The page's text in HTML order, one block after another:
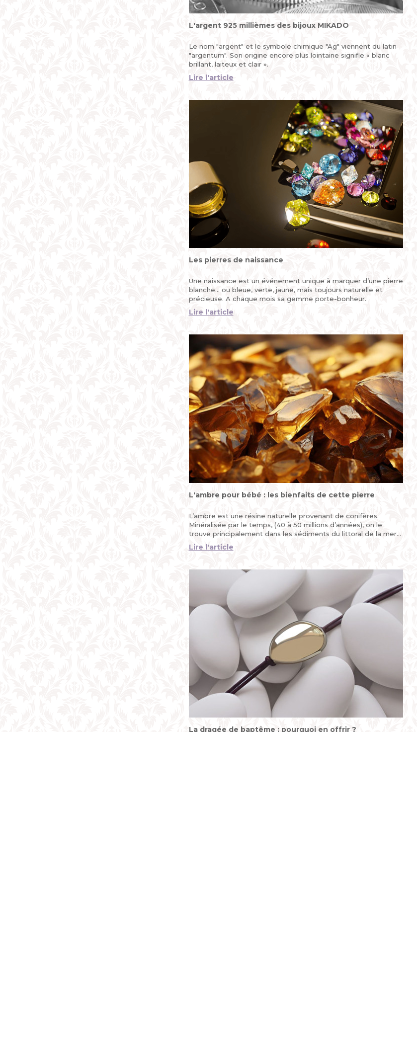
L'argent 925 millièmes des bijoux MIKADO
Le nom "argent" et le symbole chimique "Ag" viennent du latin
"argentum". Son origine encore plus lointaine signifie « blanc
brillant, laiteux et clair ».
Lire l'article
Les pierres de naissance
Une naissance est un événement unique à marquer d’une pierre
blanche... ou bleue, verte, jaune, mais toujours naturelle et
précieuse. A chaque mois sa gemme porte-bonheur.
Lire l'article
L'ambre pour bébé : les bienfaits de cette pierre
L’ambre est une résine naturelle provenant de conifères.
Minéralisée par le temps, (40 à 50 millions d’années), on le
trouve principalement dans les sédiments du littoral de la mer
baltique...
Lire l'article
La dragée de baptême : pourquoi en offrir ?